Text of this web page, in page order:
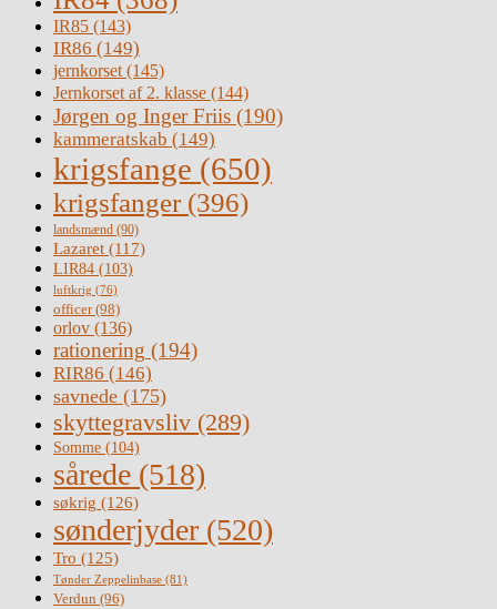
IR85 (143)
IR86 (149)
jernkorset(145)
Jernkorset af 2. klasse (144)
Jørgen og Inger Friis (190)
kammeratskab (149)
krigsfange (650)
krigsfanger (396)
landsmænd (90)
Lazaret (117)
LIR84 (103)
luftkrig (76)
officer(98)
orlov (136)
rationering (194)
RIR86 (146)
savnede (175)
skyttegravsliv (289)
Somme (104)
sårede (518)
søkrig (126)
sønderjyder (520)
Tro (125)
Tønder Zeppelinbase (81)
Verdun (96)